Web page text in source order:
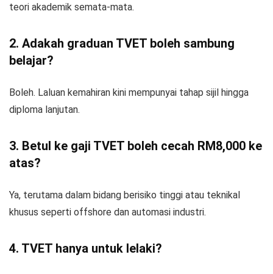
teori akademik semata-mata.
2. Adakah graduan TVET boleh sambung
belajar?
Boleh. Laluan kemahiran kini mempunyai tahap sijil hingga
diploma lanjutan.
3. Betul ke gaji TVET boleh cecah RM8,000 ke
atas?
Ya, terutama dalam bidang berisiko tinggi atau teknikal
khusus seperti offshore dan automasi industri.
4. TVET hanya untuk lelaki?